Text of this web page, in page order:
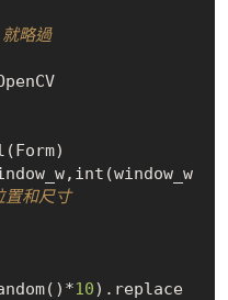
略過
Form.closeEvent = closeOpenCV
和尺寸
10).replace